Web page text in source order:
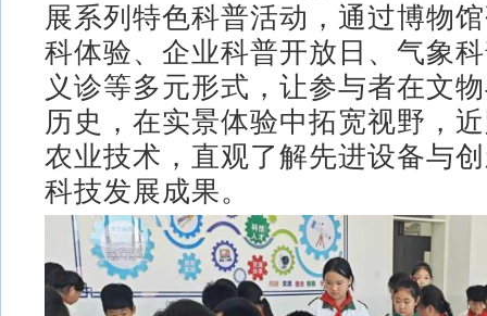
展系列特色科普活动，通过博物
科体验、企业科普开放日、气象
义诊等多元形式，让参与者在文
历史，在实景体验中拓宽视野，
农业技术，直观了解先进设备与
科技发展成果。